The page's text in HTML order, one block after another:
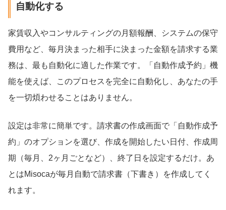
自動化する
家賃収入やコンサルティングの月額報酬、システムの保守
費用など、毎月決まった相手に決まった金額を請求する業
務は、最も自動化に適した作業です。「自動作成予約」機
能を使えば、このプロセスを完全に自動化し、あなたの手
を一切煩わせることはありません。
設定は非常に簡単です。請求書の作成画面で「自動作成予
約」のオプションを選び、作成を開始したい日付、作成周
期（毎月、2ヶ月ごとなど）、終了日を設定するだけ。あ
とはMisocaが毎月自動で請求書（下書き）を作成してく
れます。